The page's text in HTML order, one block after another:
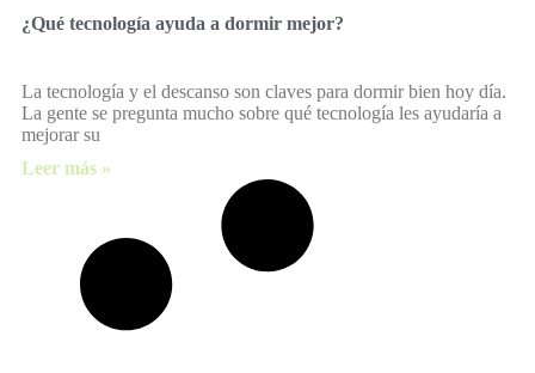
¿Qué tecnología ayuda a dormir mejor?
La tecnología y el descanso son claves para dormir bien hoy día.
La gente se pregunta mucho sobre qué tecnología les ayudaría a
mejorar su
Leer más »